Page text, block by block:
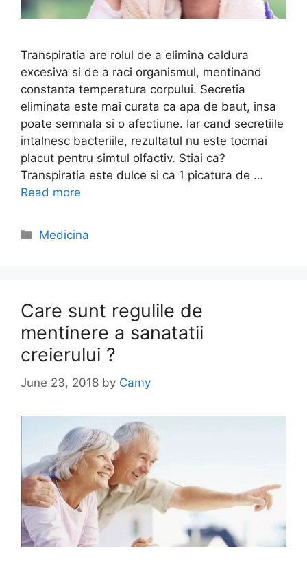
Transpiratia are rolul de a elimina caldura
excesiva si de a raci organismul, mentinand
constanta temperatura corpului. Secretia
eliminata este mai curata ca apa de baut, insa
poate semnala si o afectiune. Iar cand secretiile
intalnesc bacteriile, rezultatul nu este tocmai
placut pentru simtul olfactiv. Stiai ca?
Transpiratia este dulce si ca 1 picatura de …
Read more
Categories
Medicina
Care sunt regulile de
mentinere a sanatatii
creierului ?
June 23, 2018 by Camy